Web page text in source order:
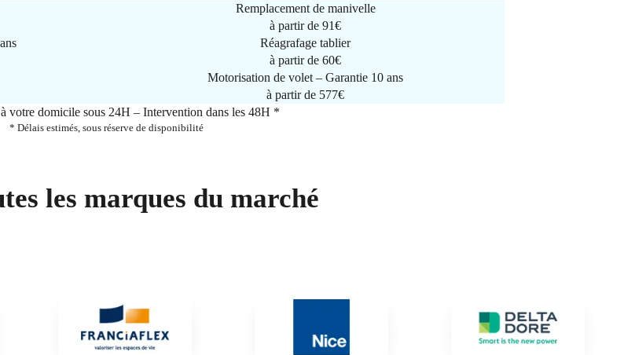
Remplacement de manivelle
à partir de91€
Réagrafage tablier
à partir de60€
Motorisation de volet – Garantie 10 ans
à partir de 577€
votre domicile sous 24H – Intervention dans les 48H *
* Délais estimés, sous réserve de disponibilité
les marques du marché